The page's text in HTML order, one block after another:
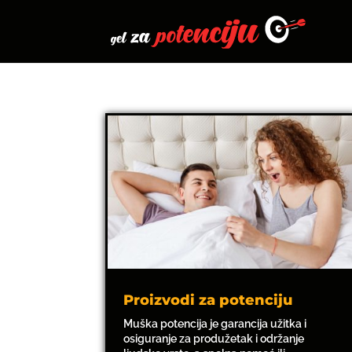
Proizvodi za potenciju
Muška potencija je garancija užitka i
osiguranje za produžetak i održanje